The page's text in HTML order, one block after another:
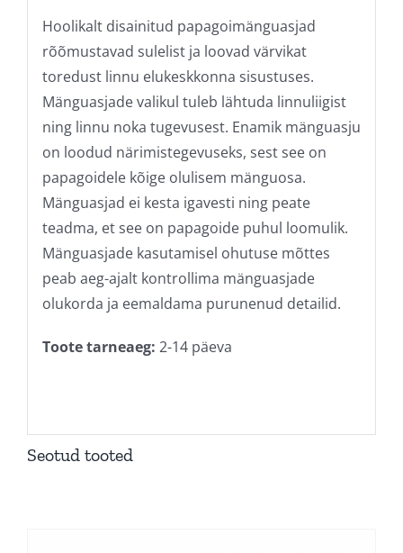
Hoolikalt disainitud papagoimänguasjad
rõõmustavad sulelist ja loovad värvikat
toredust linnu elukeskkonna sisustuses.
Mänguasjade valikul tuleb lähtuda linnuliigist
ning linnu noka tugevusest. Enamik mänguasju
on loodud närimistegevuseks, sest see on
papagoidele kõige olulisem mänguosa.
Mänguasjad ei kesta igavesti ning peate
teadma, et see on papagoide puhul loomulik.
Mänguasjade kasutamisel ohutuse mõttes
peab aeg-ajalt kontrollima mänguasjade
olukorda ja eemaldama purunenud detailid.
Toote tarneaeg: 2-14 päeva
Seotud tooted